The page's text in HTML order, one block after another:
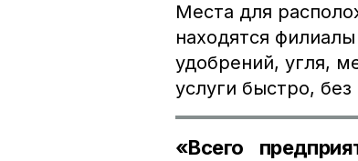
Места для
находятся
удобрений, угля,
услуги быстро,
«Всего